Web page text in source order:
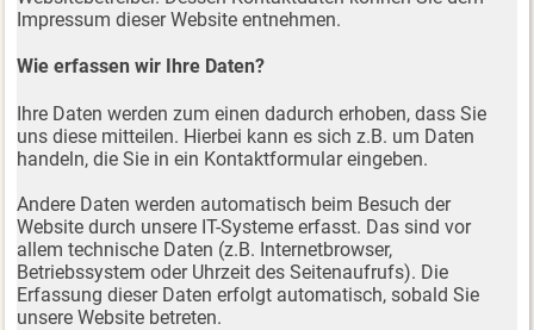
Impressum dieser Website entnehmen.
Wie erfassen wir Ihre Daten?
Ihre Daten werden zum einen dadurch erhoben, dass Sie
uns diese mitteilen. Hierbei kann es sich z.B. um Daten
handeln, die Sie in ein Kontaktformular eingeben.
Andere Daten werden automatisch beim Besuch der
Website durch unsere IT-Systeme erfasst. Das sind vor
allem technische Daten (z.B. Internetbrowser,
Betriebssystem oder Uhrzeit des Seitenaufrufs). Die
Erfassung dieser Daten erfolgt automatisch, sobald Sie
unsere Website betreten.